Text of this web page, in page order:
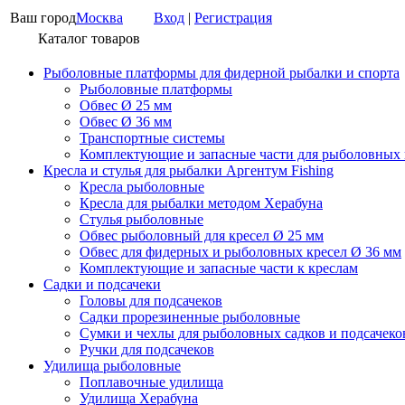
Ваш городМосква Вход | Регистрация
Каталог товаров
Рыболовные платформы для фидерной рыбалки и спорта
Рыболовные платформы
Обвес Ø 25 мм
Обвес Ø 36 мм
Транспортные системы
Комплектующие и запасные части для рыболовных
Кресла и стулья для рыбалки Аргентум Fishing
Кресла рыболовные
Кресла для рыбалки методом Херабуна
Стулья рыболовные
Обвес рыболовный для кресел Ø 25 мм
Обвес для фидерных и рыболовных кресел Ø 36 мм
Комплектующие и запасные части к креслам
Садки и подсачеки
Головы для подсачеков
Садки прорезиненные рыболовные
Сумки и чехлы для рыболовных садков и
Ручки для подсачеков
Удилища рыболовные
Поплавочные удилища
Удилища Херабуна